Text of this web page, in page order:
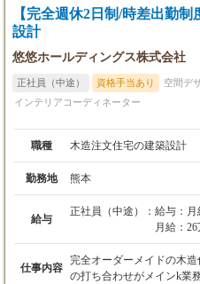
※昇給年
※賞与額
【完全週休2日制/時差出勤
設計
悠悠ホールディングス株式会社
正社員（中途） 資格手当あり 空間デ
インテリアコーディネーター
職種 木造注文住宅の建築設計
勤務地 熊本
給与
正社員（中途）： 給与：月
月給：26
※固定残
※一律手
※年齢・
仕事内容
完全オーダーメイドの木
の打ち合わせがメインk業